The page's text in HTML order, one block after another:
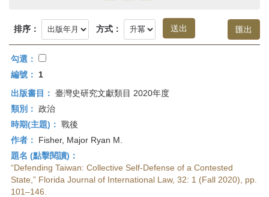
首
頁
排序： 方式：
勾選：
編號：
1
出版書目： 臺灣史研究文獻類目 2020年度
類別： 政治
時期(主題)： 戰後
作者：
Fisher, Major Ryan M.
題名 (點擊閱讀)：
“Defending Taiwan: Collective Self-Defense of a Contested
State,” Florida Journal of International Law, 32: 1 (Fall 2020), pp.
101–146.